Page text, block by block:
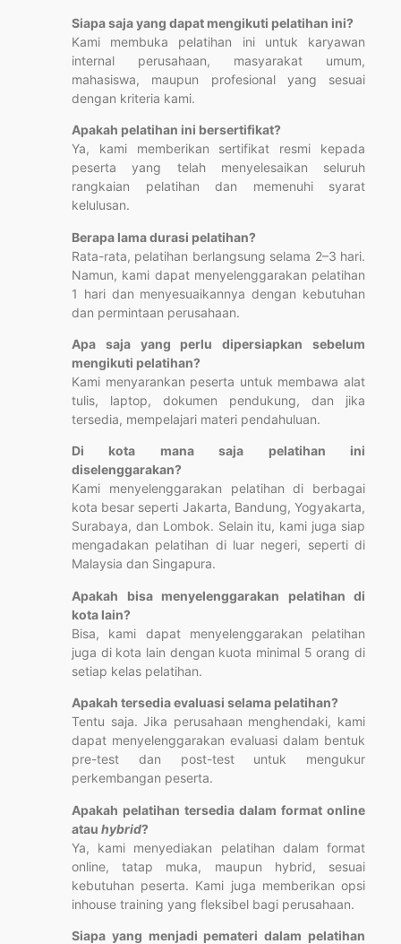
Siapa saja yang dapat mengikuti pelatihan ini?
Kami membuka pelatihan ini untuk karyawan
internal perusahaan, masyarakat umum,
mahasiswa, maupun profesional yang sesuai
dengan kriteria kami.
Apakah pelatihan ini bersertifikat?
Ya, kami memberikan sertifikat resmi kepada
peserta yang telah menyelesaikan seluruh
rangkaian pelatihan dan memenuhi syarat
kelulusan.
Berapa lama durasi pelatihan?
Rata-rata, pelatihan berlangsung selama 2–3 hari.
Namun, kami dapat menyelenggarakan pelatihan
1 hari dan menyesuaikannya dengan kebutuhan
dan permintaan perusahaan.
Apa saja yang perlu dipersiapkan sebelum
mengikuti pelatihan?
Kami menyarankan peserta untuk membawa alat
tulis, laptop, dokumen pendukung, dan jika
tersedia, mempelajari materi pendahuluan.
Di kota mana saja pelatihan ini
diselenggarakan?
Kami menyelenggarakan pelatihan di berbagai
kota besar seperti Jakarta, Bandung, Yogyakarta,
Surabaya, dan Lombok. Selain itu, kami juga siap
mengadakan pelatihan di luar negeri, seperti di
Malaysia dan Singapura.
Apakah bisa menyelenggarakan pelatihan di
kota lain?
Bisa, kami dapat menyelenggarakan pelatihan
juga di kota lain dengan kuota minimal 5 orang di
setiap kelas pelatihan.
Apakah tersedia evaluasi selama pelatihan?
Tentu saja. Jika perusahaan menghendaki, kami
dapat menyelenggarakan evaluasi dalam bentuk
pre-test dan post-test untuk mengukur
perkembangan peserta.
Apakah pelatihan tersedia dalam format online
atau hybrid?
Ya, kami menyediakan pelatihan dalam format
online, tatap muka, maupun hybrid, sesuai
kebutuhan peserta. Kami juga memberikan opsi
inhouse training yang fleksibel bagi perusahaan.
Siapa yang menjadi pemateri dalam pelatihan